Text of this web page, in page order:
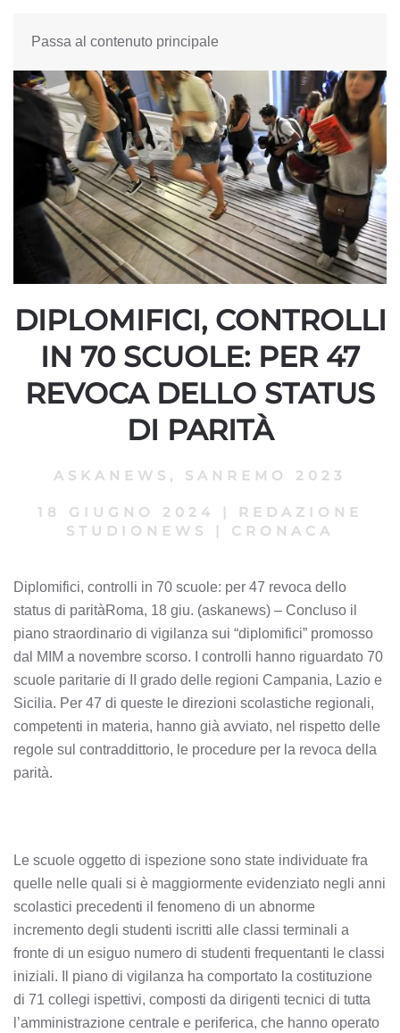
Passa al contenuto principale
DIPLOMIFICI, CONTROLLI
IN 70 SCUOLE: PER 47
REVOCA DELLO STATUS
DI PARITÀ
ASKANEWS , SANREMO 2023
18 GIUGNO 2024 |
REDAZIONE
STUDIONEWS
| CRONACA
Diplomifici, controlli in 70 scuole: per 47 revoca dello
status di paritàRoma, 18 giu. (askanews) – Concluso il
piano straordinario di vigilanza sui “diplomifici” promosso
dal MIM a novembre scorso. I controlli hanno riguardato 70
scuole paritarie di II grado delle regioni Campania, Lazio e
Sicilia. Per 47 di queste le direzioni scolastiche regionali,
competenti in materia, hanno già avviato, nel rispetto delle
regole sul contraddittorio, le procedure per la revoca della
parità.
Le scuole oggetto di ispezione sono state individuate fra
quelle nelle quali si è maggiormente evidenziato negli anni
scolastici precedenti il fenomeno di un abnorme
incremento degli studenti iscritti alle classi terminali a
fronte di un esiguo numero di studenti frequentanti le classi
iniziali. Il piano di vigilanza ha comportato la costituzione
di 71 collegi ispettivi, composti da dirigenti tecnici di tutta
l’amministrazione centrale e periferica, che hanno operato